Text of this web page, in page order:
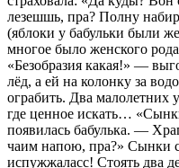
лезешшь, пра? Полну
(яблоки у бабульки были
многое было женского
«Безобразия какая!» —
лёд, а ей на колoнку за
огрaбить. Два
где ценное искать…
появилась бабулька. —
чаим напою, пра?» Сынки
испужжаласс! Стоять два